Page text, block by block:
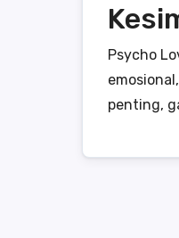
Psycho
penting,